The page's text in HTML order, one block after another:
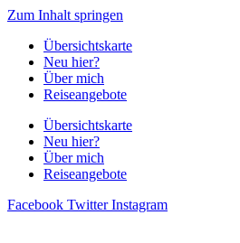
Zum Inhalt springen
Übersichtskarte
Neu hier?
Über mich
Reiseangebote
Übersichtskarte
Neu hier?
Über mich
Reiseangebote
Facebook Twitter Instagram